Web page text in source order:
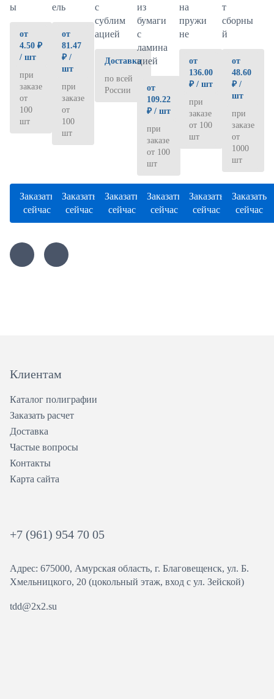
ы
от
4.50 ₽
/ шт
при
заказе
от
100
шт
Заказать
сейчас
ель
от
81.47
₽ /
шт
при
заказе
от
100
шт
Заказать
сейчас
с
сублим
ацией
Доставка
по всей
России
Заказать
сейчас
из
бумаги
с
ламина
цией
от
109.22
₽ / шт
при
заказе
от 100
шт
Заказать
сейчас
на
пружи
не
от
136.00
₽ / шт
при
заказе
от 100
шт
Заказать
сейчас
т
сборны
й
от
48.60
₽ /
шт
при
заказе
от
1000
шт
Заказать
сейчас
Клиентам
Каталог полиграфии
Заказать расчет
Доставка
Частые вопросы
Контакты
Карта сайта
+7 (961) 954 70 05
Адрес: 675000, Амурская область, г. Благовещенск, ул. ​Б.
Хмельницкого, 20 (цокольный этаж, вход с ул. Зейской)
tdd@2x2.su